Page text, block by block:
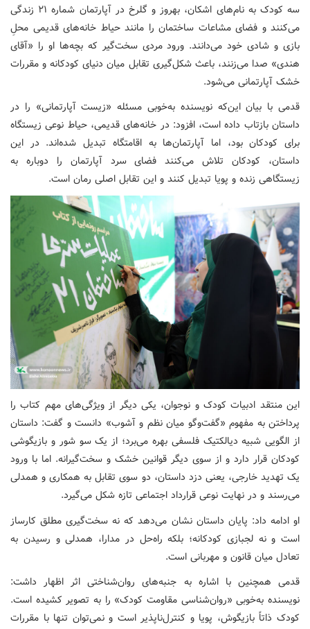
سه کودک به نام‌های اشکان، بهروز و گلرخ در آپارتمان شماره ۲۱ زندگی
می‌کنند و فضای مشاعات ساختمان را مانند حیاط خانه‌های قدیمی محلِ
بازی و شادی خود می‌دانند. ورود مردی سخت‌گیر که بچه‌ها او را «آقای
هندی» صدا می‌زنند، باعث شکل‌گیری تقابل میان دنیای کودکانه و مقررات
خشک آپارتمانی می‌شود.
قدمی با بیان این‌که نویسنده به‌خوبی مسئله «زیست آپارتمانی» را در
داستان بازتاب داده است، افزود: در خانه‌های قدیمی، حیاط نوعی زیستگاه
برای کودکان بود، اما آپارتمان‌ها به اقامتگاه تبدیل شده‌اند. در این
داستان، کودکان تلاش می‌کنند فضای سرد آپارتمان را دوباره به
زیستگاهی زنده و پویا تبدیل کنند و این تقابل اصلی رمان است.
این منتقد ادبیات کودک و نوجوان، یکی دیگر از ویژگی‌های مهم کتاب را
پرداختن به مفهوم «گفت‌وگو میان نظم و آشوب» دانست و گفت: داستان
از الگویی شبیه دیالکتیک فلسفی بهره می‌برد؛ از یک سو شور و بازیگوشی
کودکان قرار دارد و از سوی دیگر قوانین خشک و سخت‌گیرانه. اما با ورود
یک تهدید خارجی، یعنی دزد داستان، دو سوی تقابل به همکاری و همدلی
می‌رسند و در نهایت نوعی قرارداد اجتماعی تازه شکل می‌گیرد.
او ادامه داد: پایان داستان نشان می‌دهد که نه سخت‌گیری مطلق کارساز
است و نه لجبازی کودکانه؛ بلکه راه‌حل در مدارا، همدلی و رسیدن به
تعادل میان قانون و مهربانی است.
قدمی همچنین با اشاره به جنبه‌های روان‌شناختی اثر اظهار داشت:
نویسنده به‌خوبی «روان‌شناسی مقاومت کودک» را به تصویر کشیده است.
کودک ذاتاً بازیگوش، پویا و کنترل‌ناپذیر است و نمی‌توان تنها با مقررات